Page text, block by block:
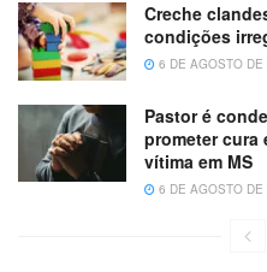
Creche
condições
6 DE AGOSTO DE
Pastor é
prometer cura
vítima em MS
6 DE AGOSTO DE